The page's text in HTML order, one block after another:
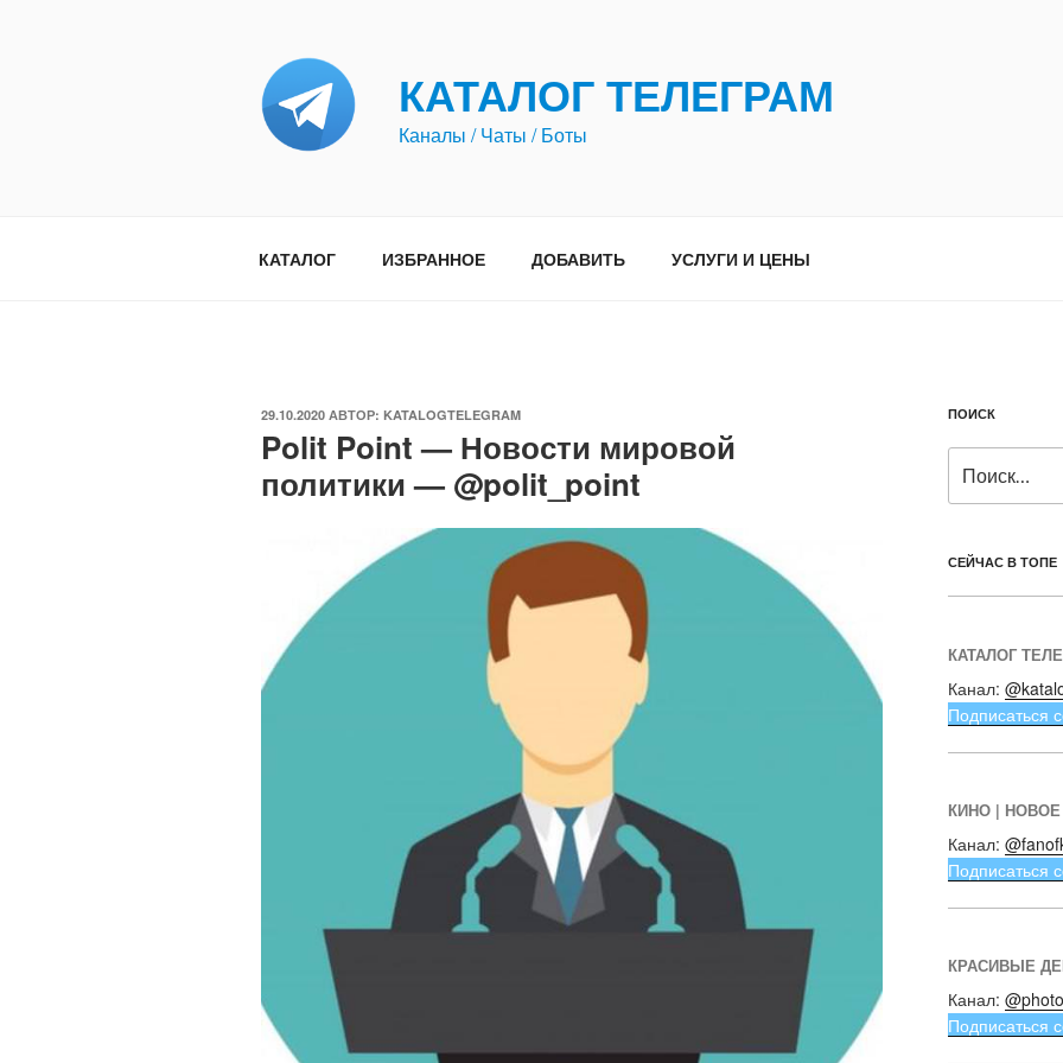
КАТАЛОГ ТЕЛЕГРАМ
Каналы / Чаты / Боты
КАТАЛОГ ИЗБРАННОЕ ДОБАВИТЬ УСЛУГИ И ЦЕНЫ
ОПУБЛИКОВАНО
29.10.2020 АВТОР: KATALOGTELEGRAM
Polit Point — Новости мировой
политики — @polit_point
ПОИСК
СЕЙЧАС В ТОПЕ
КАТАЛОГ
Канал:
Подписаться
КИНО |
Канал:
Подписаться
КРАСИВЫЕ
Канал:
Подписаться